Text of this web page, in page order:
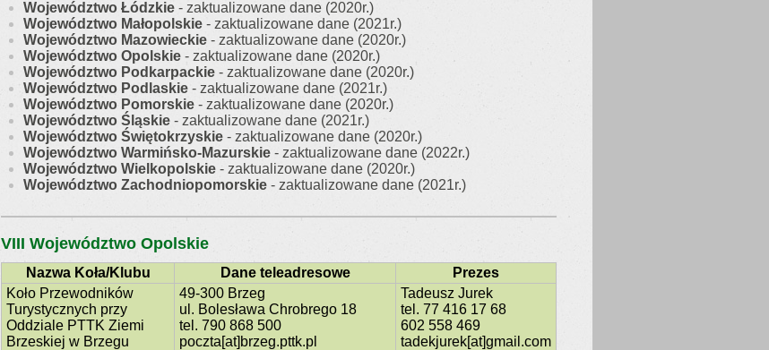
Województwo Łódzkie - zaktualizowane dane (2020r.)
Województwo Małopolskie - zaktualizowane dane (2021r.)
Województwo Mazowieckie - zaktualizowane dane (2020r.)
Województwo Opolskie - zaktualizowane dane (2020r.)
Województwo Podkarpackie - zaktualizowane dane (2020r.)
Województwo Podlaskie - zaktualizowane dane (2021r.)
Województwo Pomorskie - zaktualizowane dane (2020r.)
Województwo Śląskie - zaktualizowane dane (2021r.)
Województwo Świętokrzyskie - zaktualizowane dane (2020r.)
Województwo Warmińsko-Mazurskie - zaktualizowane dane (2022r.)
Województwo Wielkopolskie - zaktualizowane dane (2020r.)
Województwo Zachodniopomorskie - zaktualizowane dane (2021r.)
VIII Województwo Opolskie
Nazwa Koła/Klubu Dane teleadresowe
Prezes
Koło Przewodników
Turystycznych przy
Oddziale PTTK Ziemi
Brzeskiej w Brzegu
49-300 Brzeg
ul. Bolesława Chrobrego 18
tel. 790 868 500
poczta[at]brzeg.pttk.pl
Tadeusz Jurek
tel. 77 416 17 68
602 558 469
tadekjurek[at]gmail.com